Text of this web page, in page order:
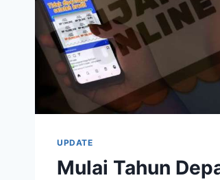
BAIK
UPDATE
Mulai Tahun